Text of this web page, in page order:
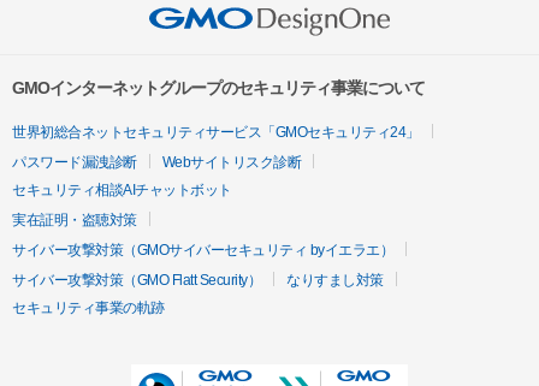
GMOインターネットグループのセキュリティ事業について
世界初総合ネットセキュリティサービス「GMOセキュリティ24」
パスワード漏洩診断
Webサイトリスク診断
セキュリティ相談AIチャットボット
実在証明・盗聴対策
サイバー攻撃対策（GMOサイバーセキュリティ byイエラエ）
サイバー攻撃対策（GMO Flatt Security）
なりすまし対策
セキュリティ事業の軌跡